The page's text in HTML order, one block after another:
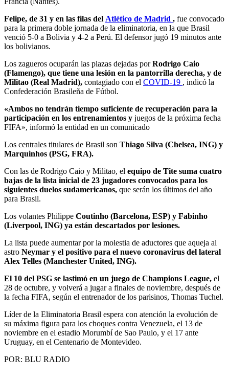
Felipe, de 31 y en las filas del Atlético de Madrid , fue convocado
para la primera doble jornada de la eliminatoria, en la que Brasil
venció 5-0 a Bolivia y 4-2 a Perú. El defensor jugó 19 minutos ante
los bolivianos.
Los zagueros ocuparán las plazas dejadas porRodrigo Caio
(Flamengo), que tiene una lesión en la pantorrilla derecha, y de
Militao (Real Madrid), contagiado con el COVID-19 , indicó la
Confederación Brasileña de Fútbol.
«Ambos no tendrán tiempo suficiente de recuperación para la
participación en los entrenamientos y juegos de la próxima fecha
FIFA», informó la entidad en un comunicado
Los centrales titulares de Brasil son Thiago Silva (Chelsea, ING) y
Marquinhos (PSG, FRA).
Con las de Rodrigo Caio y Militao, el equipo de Tite suma cuatro
bajas de la lista inicial de 23 jugadores convocados para los
siguientes duelos sudamericanos, que serán los últimos del año
para Brasil.
Los volantes Philippe Coutinho (Barcelona, ESP) y Fabinho
(Liverpool, ING) ya están descartados por lesiones.
La lista puede aumentar por la molestia de aductores que aqueja al
astro Neymar y el positivo para el nuevo coronavirus del lateral
Alex Telles (Manchester United, ING).
El 10 del PSG se lastimó en un juego de Champions League, el
28 de octubre, y volverá a jugar a finales de noviembre, después de
la fecha FIFA, según el entrenador de los parisinos, Thomas Tuchel.
Líder de la Eliminatoria Brasil espera con atención la evolución de
su máxima figura para los choques contra Venezuela, el 13 de
noviembre en el estadio Morumbí de Sao Paulo, y el 17 ante
Uruguay, en el Centenario de Montevideo.
POR: BLU RADIO